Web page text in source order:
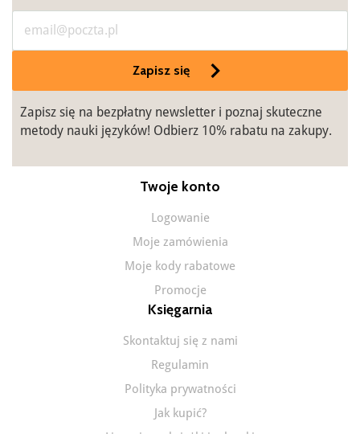
Zapisz się
Zapisz się na bezpłatny newsletter i poznaj skuteczne
metody nauki języków! Odbierz 10% rabatu na zakupy.
Twoje konto
Logowanie
Moje zamówienia
Moje kody rabatowe
Promocje
Księgarnia
Skontaktuj się z nami
Regulamin
Polityka prywatności
Jak kupić?